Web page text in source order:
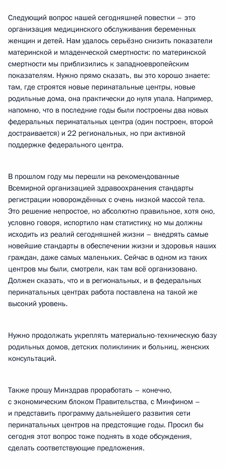
Следующий вопрос нашей сегодняшней повестки – это
организация медицинского обслуживания беременных
женщин и детей. Нам удалось серьёзно снизить показатели
материнской и младенческой смертности: по материнской
смертности мы приблизились к западноевропейским
показателям. Нужно прямо сказать, вы это хорошо знаете:
там, где строятся новые перинатальные центры, новые
родильные дома, она практически до нуля упала. Например,
напомню, что в последние годы были построены два новых
федеральных перинатальных центра (один построен, второй
достраивается) и 22 региональных, но при активной
поддержке федерального центра.
В прошлом году мы перешли на рекомендованные
Всемирной организацией здравоохранения стандарты
регистрации новорождённых с очень низкой массой тела.
Это решение непростое, но абсолютно правильное, хотя оно,
условно говоря, испортило нам статистику, но мы должны
исходить из реалий сегодняшней жизни – внедрять самые
новейшие стандарты в обеспечении жизни и здоровья наших
граждан, даже самых маленьких. Сейчас в одном из таких
центров мы были, смотрели, как там всё организовано.
Должен сказать, что и в региональных, и в федеральных
перинатальных центрах работа поставлена на такой же
высокий уровень.
Нужно продолжать укреплять материально-техническую базу
родильных домов, детских поликлиник и больниц, женских
консультаций.
Также прошу Минздрав проработать – конечно,
с экономическим блоком Правительства, с Минфином –
и представить программу дальнейшего развития сети
перинатальных центров на предстоящие годы. Просил бы
сегодня этот вопрос тоже поднять в ходе обсуждения,
сделать соответствующие предложения.